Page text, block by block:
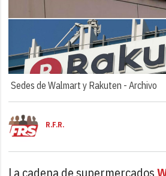
Sedes de Walmart y Rakuten -Archivo
R.F.R.
La cadena de supermercados